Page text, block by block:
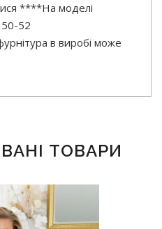
****На моделі
50-52
в виробі може
ТОВАРИ